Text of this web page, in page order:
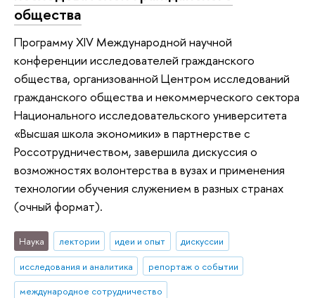
общества
Программу XIV Международной научной
конференции исследователей гражданского
общества, организованной Центром исследований
гражданского общества и некоммерческого сектора
Национального исследовательского университета
«Высшая школа экономики» в партнерстве с
Россотрудничеством, завершила дискуссия о
возможностях волонтерства в вузах и применения
технологии обучения служением в разных странах
(очный формат).
Наука лектории идеи и опыт
дискуссии
исследования и аналитика
репортаж о событии
международное сотрудничество